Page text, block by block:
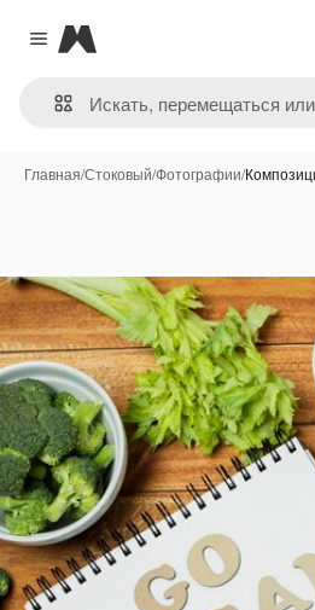
Close menu
Magnific
Главная/Стоковый/Фотографии/